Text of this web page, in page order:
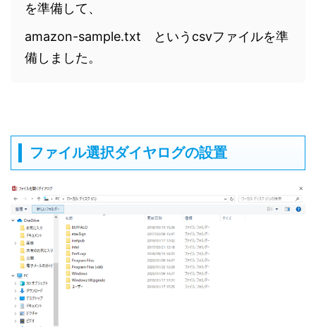
を準備して、
amazon-sample.txt というcsvファイルを準
備しました。
ファイル選択ダイヤログの設置